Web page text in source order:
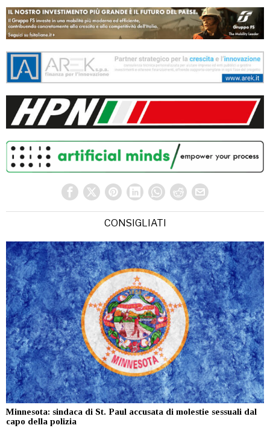
CONSIGLIATI
Minnesota: sindaca di St. Paul accusata di molestie sessuali dal
capo della polizia